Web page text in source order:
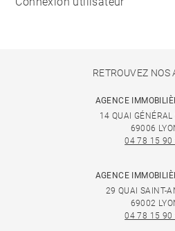
RETROUVEZ NOS
AGENCE
14 QUAI
69006
04 78 15 90
AGENCE
29 QUAI SAINT-
69002
04 78 15 90